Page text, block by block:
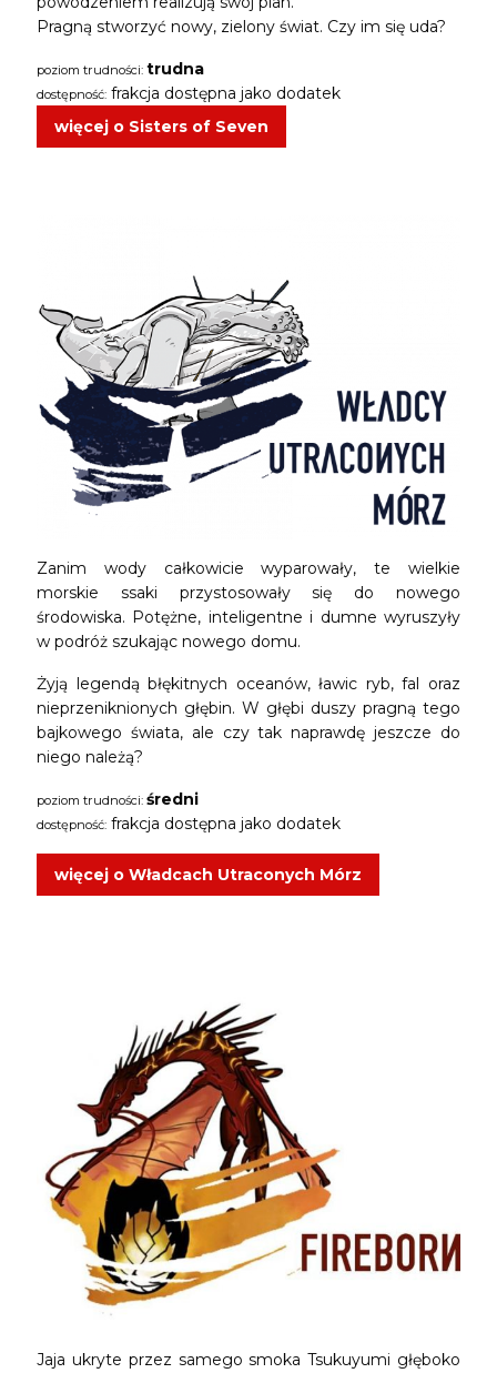
Pragną stworzyć nowy, zielony świat. Czy im się uda?
poziom trudności: trudna
dostępność: frakcja dostępna jako dodatek
więcej o Sisters of Seven
Zanim wody całkowicie wyparowały, te wielkie
morskie ssaki przystosowały się do nowego
środowiska. Potężne, inteligentne i dumne wyruszyły
w podróż szukając nowego domu.
Żyją legendą błękitnych oceanów, ławic ryb, fal oraz
nieprzeniknionych głębin. W głębi duszy pragną tego
bajkowego świata, ale czy tak naprawdę jeszcze do
niego należą?
poziom trudności: średni
dostępność: frakcja dostępna jako dodatek
więcej o Władcach Utraconych Mórz
Jaja ukryte przez samego smoka Tsukuyumi głęboko